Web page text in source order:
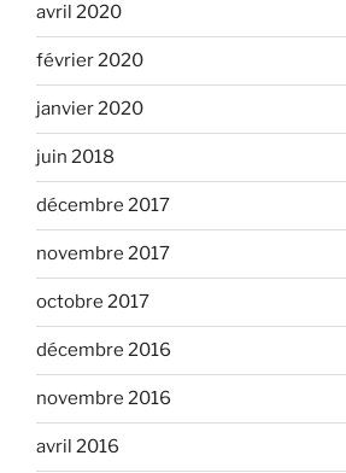
avril 2020
février 2020
janvier 2020
juin 2018
décembre 2017
novembre 2017
octobre 2017
décembre 2016
novembre 2016
avril 2016